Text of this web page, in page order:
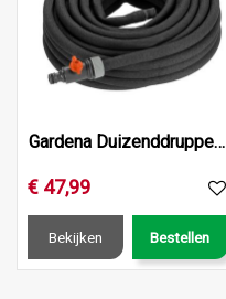
Gardena Duizenddruppelslang 15m
€ 47,99
Bekijken Bestellen